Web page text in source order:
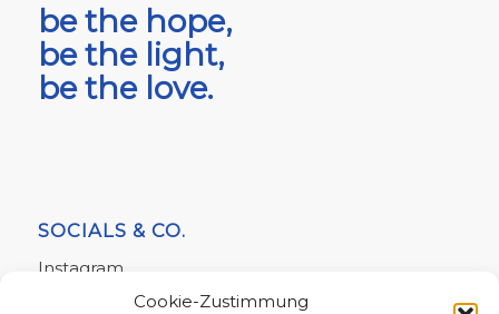
Cookie-Zustimmung
be the hope,
be the light,
be the love.
SOCIALS & CO.
Instagram